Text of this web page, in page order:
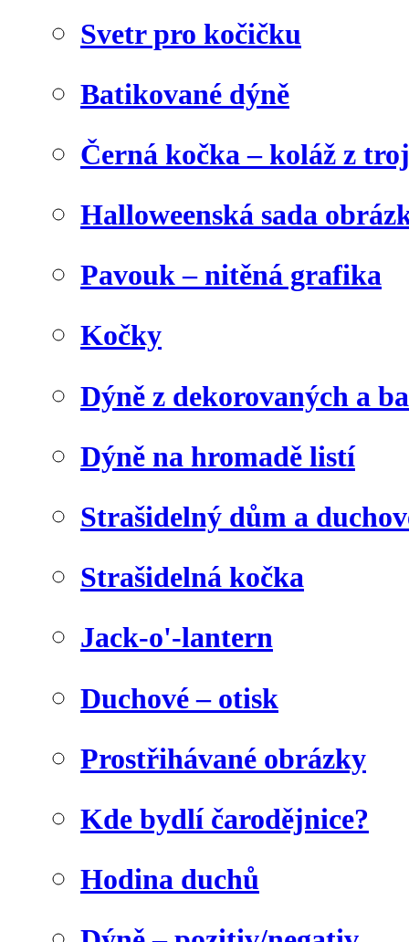
Svetr pro kočičku
Batikované dýně
Černá kočka – koláž z
Halloweenská sada
Pavouk – nitěná grafika
Kočky
Dýně z dekorovaných a
Dýně na hromadě listí
Strašidelný dům a
Strašidelná kočka
Jack-o'-lantern
Duchové – otisk
Prostřihávané obrázky
Kde bydlí čarodějnice?
Hodina duchů